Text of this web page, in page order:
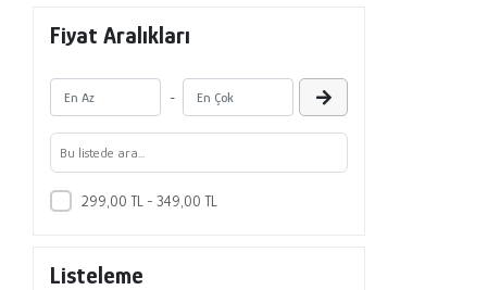
Fiyat Aralıkları
-
299,00 TL - 349,00 TL
Listeleme